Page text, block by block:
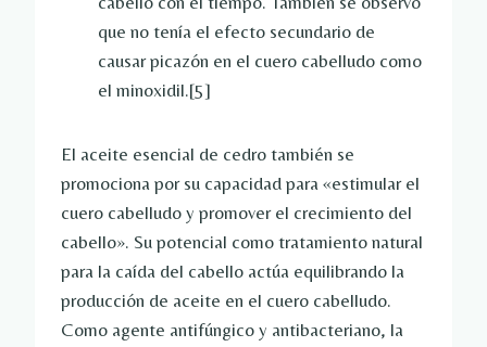
que no tenía el efecto secundario de
causar picazón en el cuero cabelludo como
el minoxidil.[5]
El aceite esencial de cedro también se
promociona por su capacidad para «estimular el
cuero cabelludo y promover el crecimiento del
cabello». Su potencial como tratamiento natural
para la caída del cabello actúa equilibrando la
producción de aceite en el cuero cabelludo.
Como agente antifúngico y antibacteriano, la